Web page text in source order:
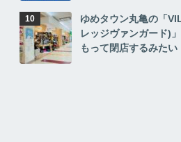
ゆめタウン丸亀の「
レッジヴァンガード)
もって閉店するみたい